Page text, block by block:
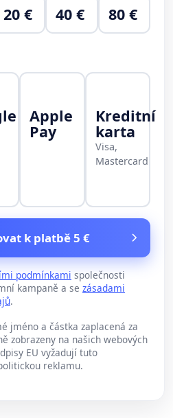
20 € 40 € 80 €
Apple
Pay
Kreditní
karta
Visa,
Mastercard
k platbě 5 €
podmínkami společnosti
kampaně a se zásadami
.
jméno a částka zaplacená za
zobrazeny na našich webových
EU vyžadují tuto
reklamu.